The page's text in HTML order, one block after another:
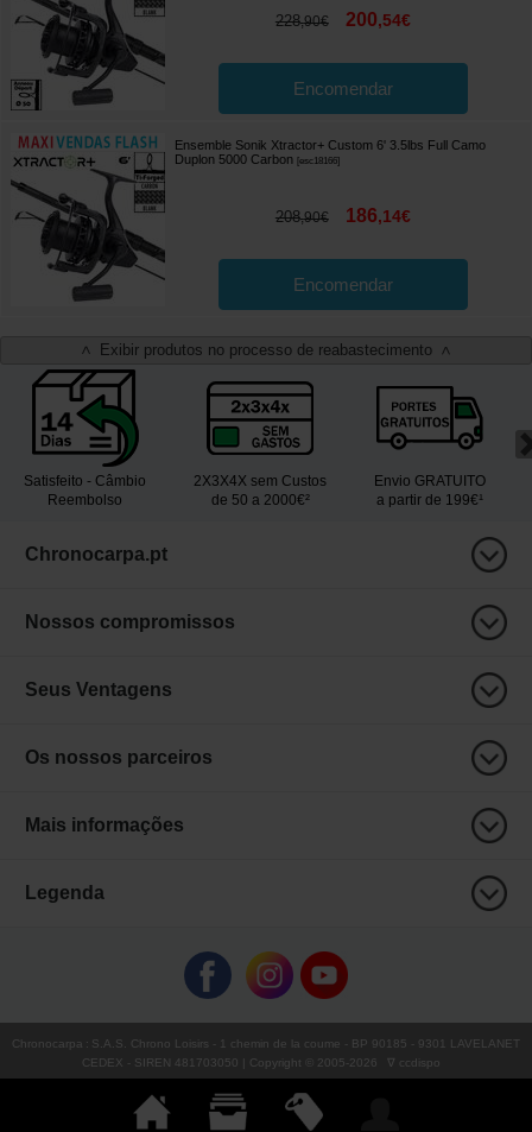
228,90€ 200,54€
Encomendar
Ensemble Sonik Xtractor+ Custom 6' 3.5lbs Full Camo
Duplon 5000 Carbon [esc18166]
208,90€ 186,14€
Encomendar
< Exibir produtos no processo de reabastecimento >
Satisfeito - Câmbio
Reembolso
2X3X4X sem Custos
de 50 a 2000€²
Envio GRATUITO
a partir de 199€¹
Chronocarpa.pt
Nossos compromissos
Seus Ventagens
Os nossos parceiros
Mais informações
Legenda
Chronocarpa : S.A.S. Chrono Loisirs - 1 chemin de la coume - BP 90185 - 9301 LAVELANET
CEDEX - SIREN 481703050 | Copyright © 2005-2026 ∇ ccdispo